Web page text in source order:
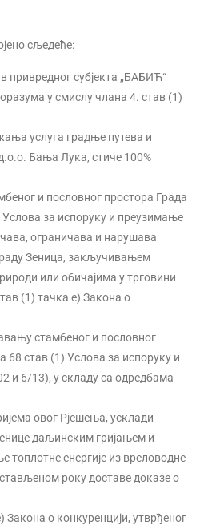
сљедеће:
привредног субјекта „БАБИЋ“
у смислу члана 4. став (1)
услуга градње путева и
Бања Лука, стиче 100%
и пословног простора Града
за испоруку и преузимање
ограничава и нарушава
Зеница, закључивањем
или обичајима у трговини
(1) тачка е) Закона о
стамбеног и пословног
68 став (1) Услова за испоруку и
и 6/13), у складу са одредбама
овог Рјешења, усклади
даљинским гријањем и
топлотне енергије из вреловодне
року доставе доказе о
о конкуренцији, утврђеног